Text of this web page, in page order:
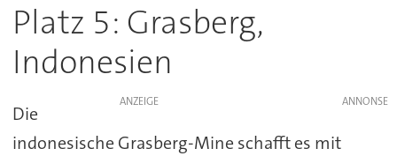
Platz 5: Grasberg,
Indonesien
ANZEIGE
Die
indonesische Grasberg-Mine schafft es mit